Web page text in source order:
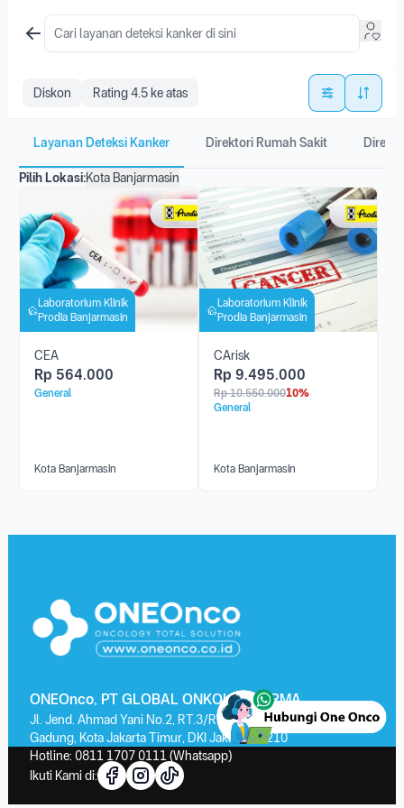
Diskon Rating 4.5 ke atas
Layanan Deteksi Kanker Direktori Rumah Sakit
Pilih Lokasi:Kota Banjarmasin
Laboratorium Klinik
Prodia Banjarmasin
CEA
Rp 564.000
General
Kota Banjarmasin
Laboratorium Klinik
Prodia Banjarmasin
CArisk
Rp 9.495.000
Rp 10.550.00010%
General
Kota Banjarmasin
ONEOnco, PT GLOBAL ONKOLAB FARMA
Jl. Jend. Ahmad Yani No.2, RT.3/RW.13, Kayu Putih, Kec. Pulo
Gadung, Kota Jakarta Timur, DKI Jakarta 13210
Hotline: 0811 1707 0111 (Whatsapp)
Ikuti Kami di: